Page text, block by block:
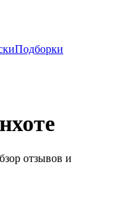
Подборки
отзывов и